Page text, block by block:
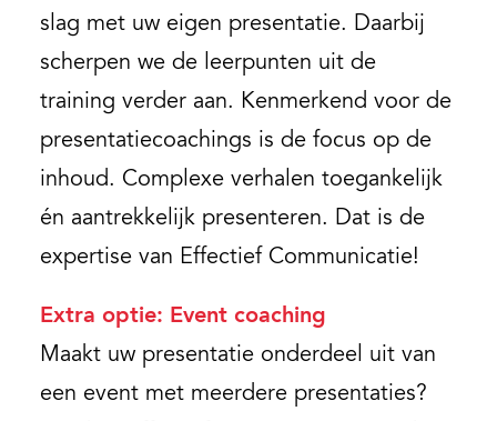
slag met uw eigen presentatie. Daarbij
scherpen we de leerpunten uit de
training verder aan. Kenmerkend voor de
presentatiecoachings is de focus op de
inhoud. Complexe verhalen toegankelijk
én aantrekkelijk presenteren. Dat is de
expertise van Effectief Communicatie!
Extra optie: Event coaching
Maakt uw presentatie onderdeel uit van
een event met meerdere presentaties?